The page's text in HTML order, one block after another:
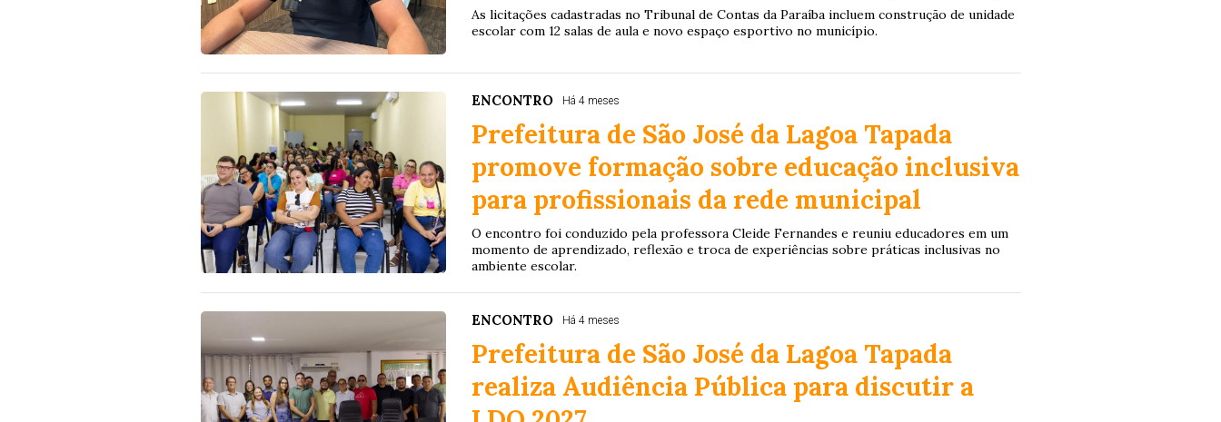
As licitações cadastradas no Tribunal de Contas da Paraíba incluem construção de unidade
escolar com 12 salas de aula e novo espaço esportivo no município.
ENCONTRO Há 4 meses
Prefeitura de São José da Lagoa Tapada
promove formação sobre educação inclusiva
para profissionais da rede municipal
O encontro foi conduzido pela professora Cleide Fernandes e reuniu educadores em um
momento de aprendizado, reflexão e troca de experiências sobre práticas inclusivas no
ambiente escolar.
ENCONTRO Há 4 meses
Prefeitura de São José da Lagoa Tapada
realiza Audiência Pública para discutir a